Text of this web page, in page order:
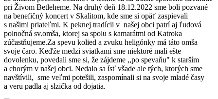
pri Živom Betleheme. Na druhý deň 18.12.2022 sme boli pozvané
na benefičný koncert v Skalitom, kde sme si opäť zaspievali
s našimi priateľmi. K peknej tradícii v našej obci patrí aj ľudová
polnočná sv.omša, ktorej sa spolu s kamarátmi od Katroka
zúčastňujeme.Za spevu kolied a zvuku heligónky má táto omša
svoje čaro. Keďže medzi sviatkami sme niektoré mali ešte
dovolenku, povedali sme si, že zájdeme ,,po spevaňu" k starším
a chorým v našej obci. Nedalo sa ísť všade ale tých, ktorých sme
navštívili, sme veľmi potešili, zaspomínali si na svoje mladé časy
a veru padla aj slzička od dojatia.